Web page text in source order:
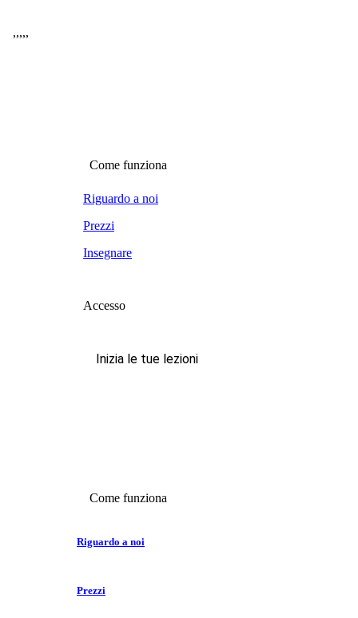
,,,,,
Come funziona
Riguardo a noi
Prezzi
Insegnare
Accesso
Inizia le tue lezioni
Come funziona
Riguardo a noi
Prezzi